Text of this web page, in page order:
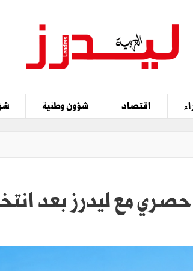
اقتصاد شؤون وطنية
حصري مع ليدرز بعد